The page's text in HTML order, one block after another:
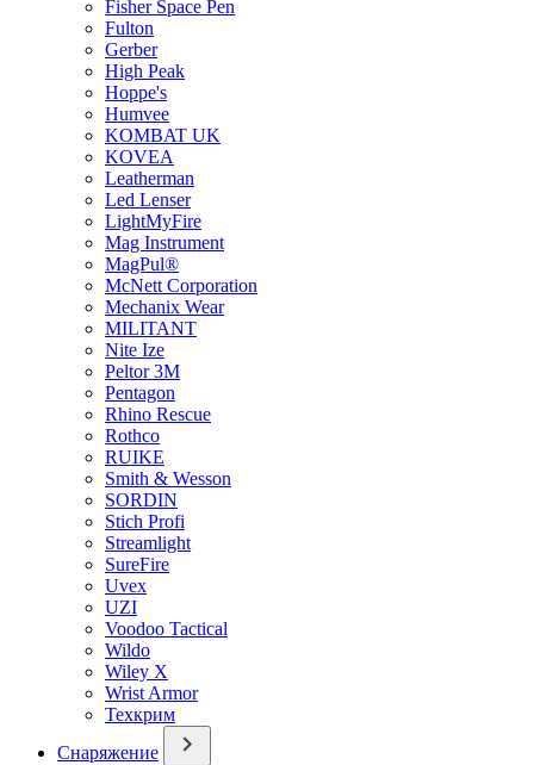
Fisher Space Pen
Fulton
Gerber
High Peak
Hoppe's
Humvee
KOMBAT UK
KOVEA
Leatherman
Led Lenser
LightMyFire
Mag Instrument
MagPul®
McNett Corporation
Mechanix Wear
MILITANT
Nite Ize
Peltor 3M
Pentagon
Rhino Rescue
Rothco
RUIKE
Smith & Wesson
SORDIN
Stich Profi
Streamlight
SureFire
Uvex
UZI
Voodoo Tactical
Wildo
Wiley X
Wrist Armor
Техкрим
Снаряжение